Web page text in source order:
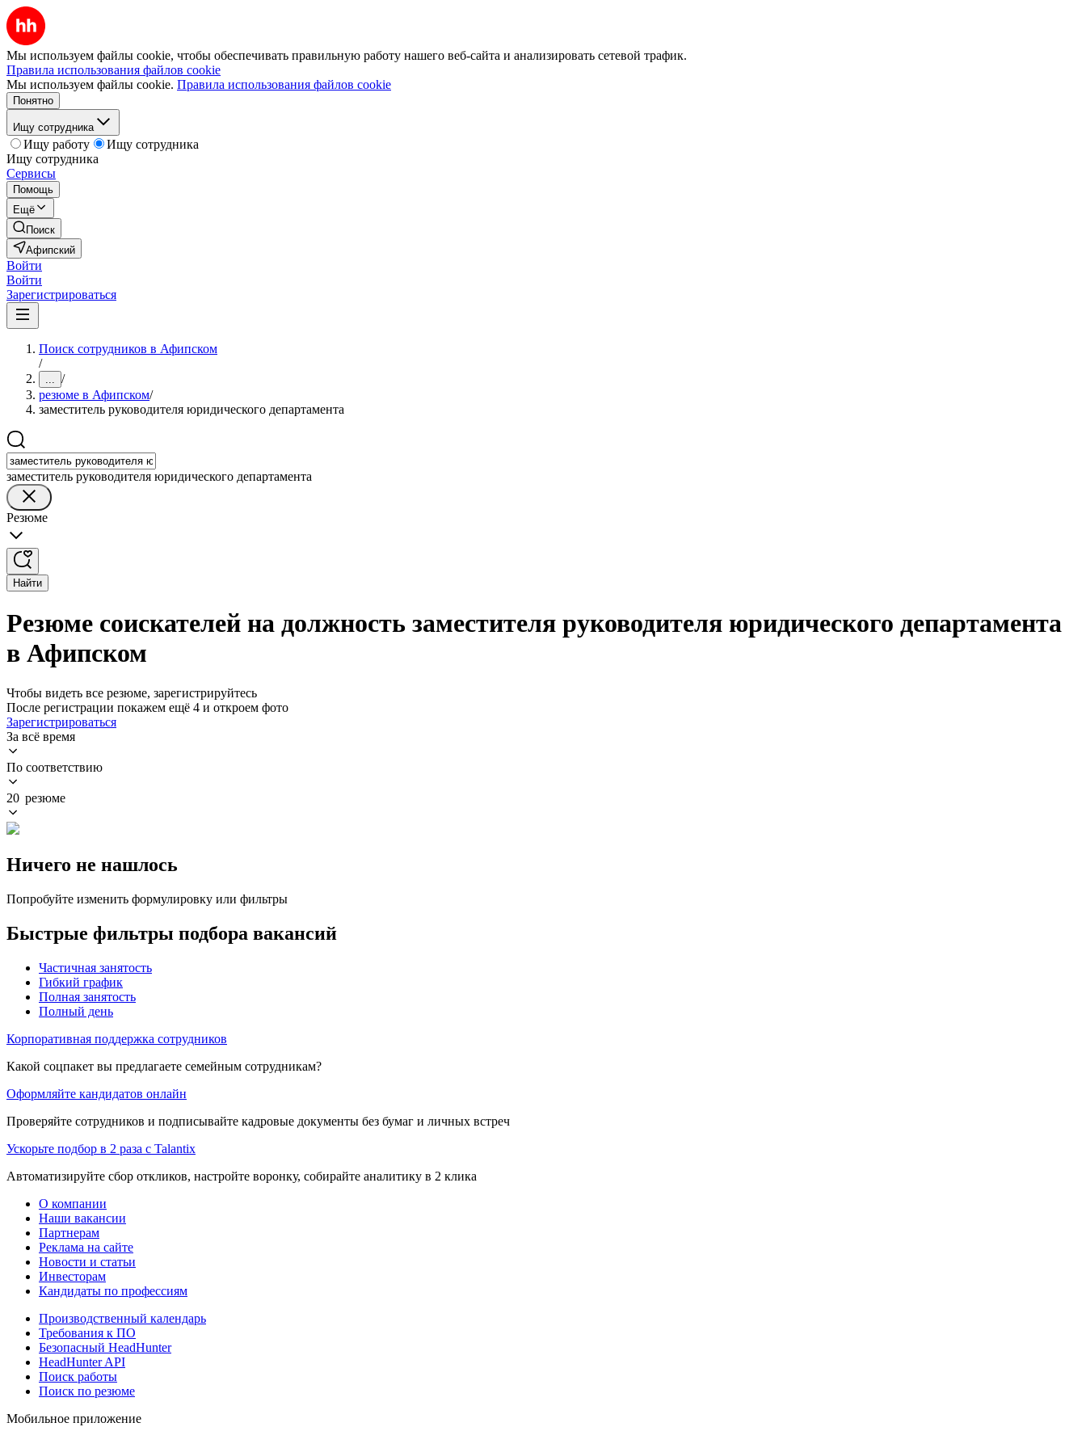
Мы используем файлы cookie, чтобы обеспечивать правильную работу нашего веб-сайта и анализировать сетевой трафик.
Правила использования файлов cookie
Мы используем файлы cookie. Правила использования файлов cookie
Понятно
Ищу сотрудника
Ищу работу
Ищу сотрудника
Ищу сотрудника
Сервисы
Помощь
Ещё
Поиск
Афипский
Войти
Войти
Зарегистрироваться
Поиск сотрудников в Афипском
/
... /
резюме в Афипском/
заместитель руководителя юридического департамента
заместитель руководителя юридического департамента
Резюме
Найти
Резюме соискателей на должность заместителя руководителя юридического департамента
в Афипском
Чтобы видеть все резюме, зарегистрируйтесь
После регистрации покажем ещё 4 и откроем фото
Зарегистрироваться
За всё время
По соответствию
20 резюме
Ничего не нашлось
Попробуйте изменить формулировку или фильтры
Быстрые фильтры подбора вакансий
Частичная занятость
Гибкий график
Полная занятость
Полный день
Корпоративная поддержка сотрудников
Какой соцпакет вы предлагаете семейным сотрудникам?
Оформляйте кандидатов онлайн
Проверяйте сотрудников и подписывайте кадровые документы без бумаг и личных встреч
Ускорьте подбор в 2 раза с Talantix
Автоматизируйте сбор откликов, настройте воронку, собирайте аналитику в 2 клика
О компании
Наши вакансии
Партнерам
Реклама на сайте
Новости и статьи
Инвесторам
Кандидаты по профессиям
Производственный календарь
Требования к ПО
Безопасный HeadHunter
HeadHunter API
Поиск работы
Поиск по резюме
Мобильное приложение